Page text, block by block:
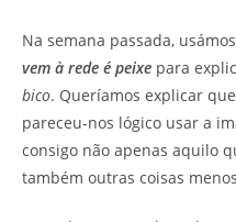
Na semana passada,
vem à rede é peixe para
bico. Queríamos explicar
pareceu-nos lógico usar a
consigo não apenas aquilo
também outras coisas